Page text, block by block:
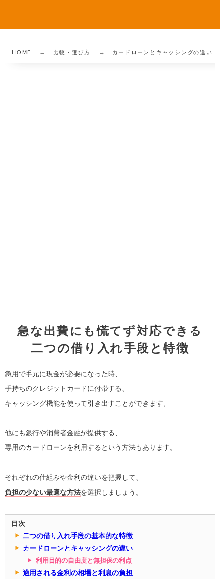
HOME 比較・選び方 カードローンとキャッシングの違い
急な出費にも慌てず対応できる
二つの借り入れ手段と特徴
急用で手元に現金が必要になった時、
手持ちのクレジットカードに付帯する、
キャッシング機能を使って引き出すことができます。
他にも銀行や消費者金融が提供する、
専用のカードローンを利用するという方法もあります。
それぞれの仕組みや金利の違いを把握して、
負担の少ない最適な方法を選択しましょう。
目次
二つの借り入れ手段の基本的な特徴
カードローンとキャッシングの違い
利用目的の自由度と無担保の利点
適用される金利の相場と利息の負担